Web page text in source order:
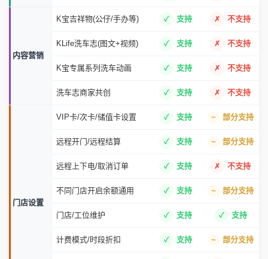
内容营销
K宝吉祥物(公仔/手办等) 支持 不支持
KLife洗车志(图文+视频) 支持 不支持
K宝专属系列洗车动画 支持 不支持
洗车志商家共创 支持 不支持
门店设置
VIP卡/次卡/储值卡设置 支持 部分支持
远程开门/远程结算 支持 部分支持
远程上下电/取消订单 支持 不支持
不同门店开启余额通用 支持 部分支持
门店/工位维护 支持 支持
计费模式/时段折扣 支持 部分支持